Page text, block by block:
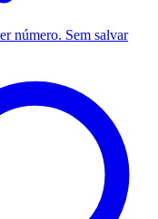
número. Sem salvar